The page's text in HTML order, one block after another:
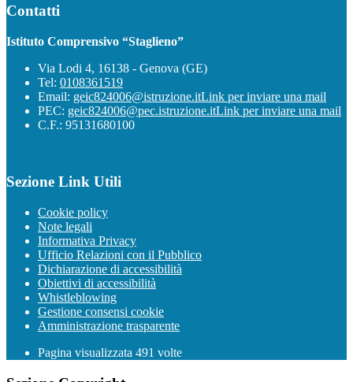
Contatti
Istituto Comprensivo “Staglieno”
Via Lodi 4, 16138 - Genova (GE)
Tel: 0108361519
Email: geic824006@istruzione.itLink per inviare una mail
PEC: geic824006@pec.istruzione.itLink per inviare una mail
C.F.: 95131680100
Sezione Link Utili
Cookie policy
Note legali
Informativa Privacy
Ufficio Relazioni con il Pubblico
Dichiarazione di accessibilità
Obiettivi di accessibilità
Whistleblowing
Gestione consensi cookie
Amministrazione trasparente
Pagina visualizzata 491 volte